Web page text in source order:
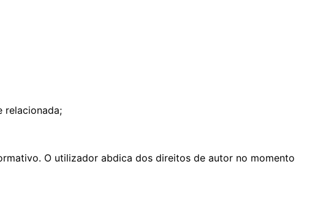
relacionada;
O utilizador abdica dos direitos de autor no momento